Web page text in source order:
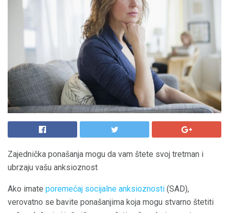
Zajednička ponašanja mogu da vam štete svoj tretman i
ubrzaju vašu anksioznost
Ako imate poremećaj socijalne anksioznosti (SAD),
verovatno se bavite ponašanjima koja mogu stvarno štetiti